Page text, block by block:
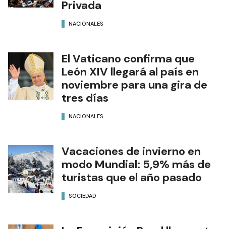
Privada
NACIONALES
El Vaticano confirma que
León XIV llegará al país en
noviembre para una gira de
tres días
NACIONALES
Vacaciones de invierno en
modo Mundial: 5,9% más de
turistas que el año pasado
SOCIEDAD